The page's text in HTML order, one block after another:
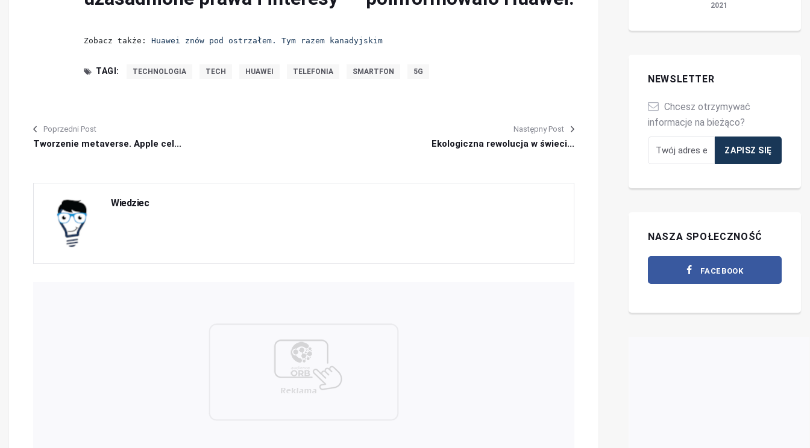
Zobacz także: Huawei znów pod ostrzałem. Tym razem kanadyjskim
TAGI: TECHNOLOGIA TECH HUAWEI TELEFONIA SMARTFON 5G
Poprzedni Post
Tworzenie metaverse. Apple cel...
Następny Post
Ekologiczna rewolucja w świeci...
Wiedziec
2021
NEWSLETTER
Chcesz otrzymywać
informacje na bieżąco?
NASZA SPOŁECZNOŚĆ
FACEBOOK